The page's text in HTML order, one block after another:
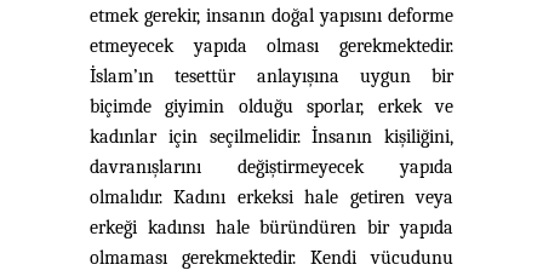
etmek gerekir, insanın doğal yapısını deforme
etmeyecek yapıda olması gerekmektedir.
İslam’ın tesettür anlayışına uygun bir
biçimde giyimin olduğu sporlar, erkek ve
kadınlar için seçilmelidir. İnsanın kişiliğini,
davranışlarını değiştirmeyecek yapıda
olmalıdır. Kadını erkeksi hale getiren veya
erkeği kadınsı hale büründüren bir yapıda
olmaması gerekmektedir. Kendi vücudunu